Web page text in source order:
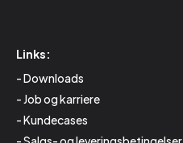
Links:
Downloads
Job og karriere
Kundecases